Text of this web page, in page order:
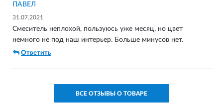
ПАВЕЛ
31.07.2021
Смеситель неплохой, пользуюсь уже месяц, но цвет
немного не под наш интерьер. Больше минусов нет.
Ответить
ВСЕ ОТЗЫВЫ О ТОВАРЕ